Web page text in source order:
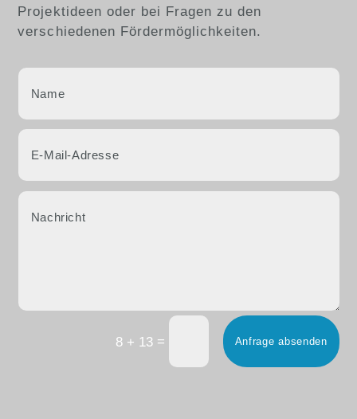
Projektideen oder bei Fragen zu den
verschiedenen Fördermöglichkeiten.
8 + 13= Anfrage absenden